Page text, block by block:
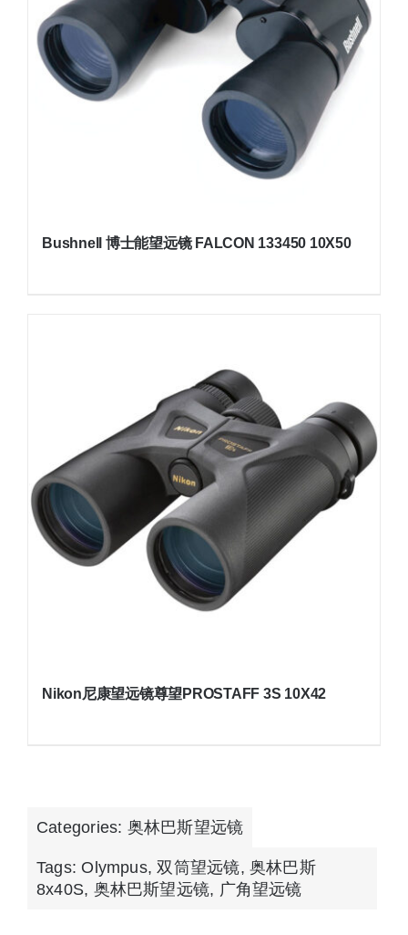
Bushnell 博士能望远镜 FALCON 133450 10X50
Nikon尼康望远镜尊望PROSTAFF 3S 10X42
Categories: 奥林巴斯望远镜
Tags: Olympus,双筒望远镜, 奥林巴斯
8x40S, 奥林巴斯望远镜, 广角望远镜